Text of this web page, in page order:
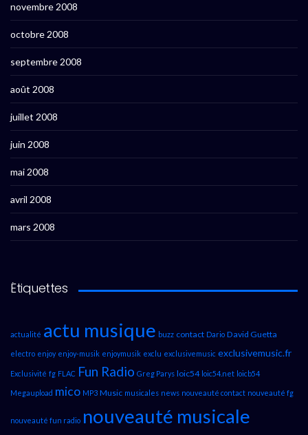
novembre 2008
octobre 2008
septembre 2008
août 2008
juillet 2008
juin 2008
mai 2008
avril 2008
mars 2008
Étiquettes
actualité actu musique buzz contact Dario David Guetta
electro enjoy enjoy-musik enjoymusik exclu exclusivemusic exclusivemusic.fr
Exclusivité fg FLAC Fun Radio Greg Parys loic54 loic54.net loicb54
Megaupload mico MP3 Music musicales news nouveauté contact nouveauté fg
nouveauté fun radio nouveauté musicale